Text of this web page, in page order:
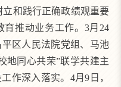
和践行正确政绩观重要
推动业务工作。3月24
区人民法院党组、马池
地同心共荣”联学共建主
作深入落实。4月9日，